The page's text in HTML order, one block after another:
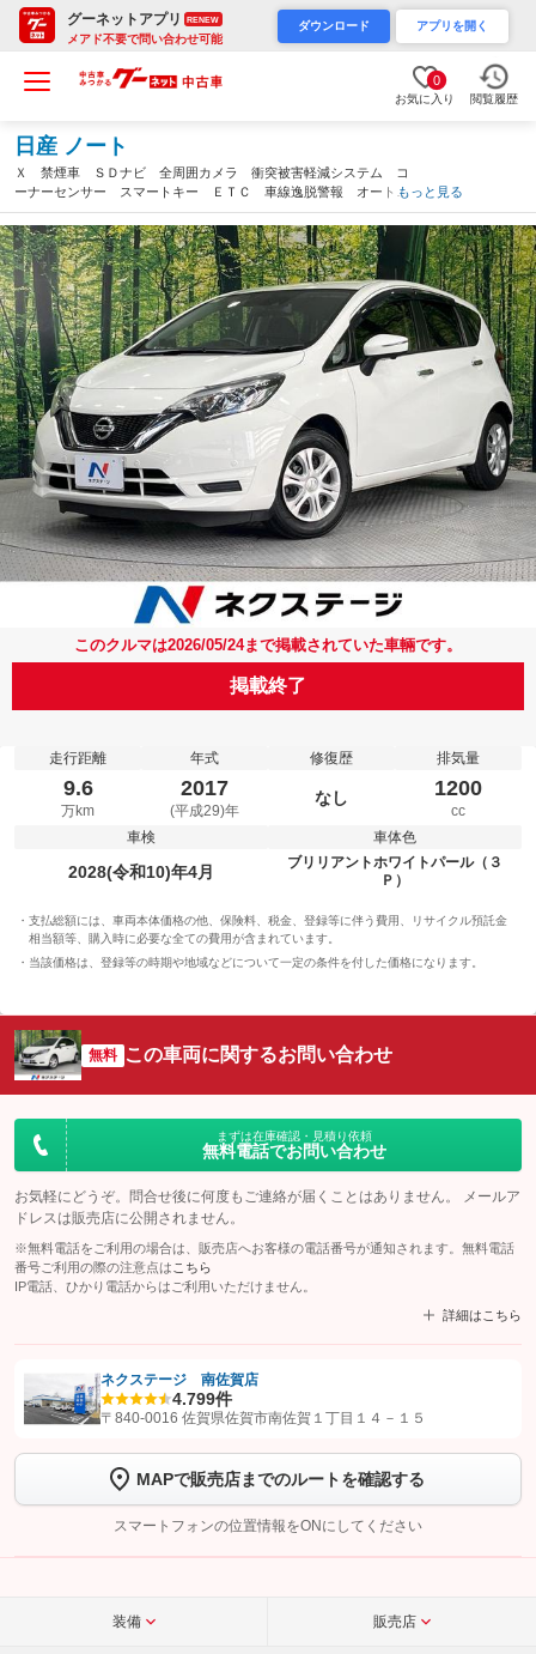
グーネットアプリ RENEW
メアド不要で問い合わせ可能
ダウンロード アプリを開く
0
お気に入り 閲覧履歴
日産 ノート
Ｘ 禁煙車 ＳＤナビ 全周囲カメラ 衝突被害軽減システム コ
ーナーセンサー スマートキー ＥＴＣ 車線逸脱警報 オートラ
イト ＣＤ ＤＶＤ再生 プライバシーガラス 盗難防止ステム
（佐賀県）
もっと見る
このクルマは2026/05/24まで掲載されていた車輛です。
掲載終了
走行距離
9.6
万km
年式
2017
(平成29)年
修復歴
なし
排気量
1200
cc
車検
2028(令和10)年4月
車体色
ブリリアントホワイトパール（３
Ｐ）
支払総額には、車両本体価格の他、保険料、税金、登録等に伴う費用、リサイクル預託金
相当額等、購入時に必要な全ての費用が含まれています。
当該価格は、登録等の時期や地域などについて一定の条件を付した価格になります。
無料 この車両に関するお問い合わせ
まずは在庫確認・見積り依頼
無料電話でお問い合わせ
お気軽にどうぞ。問合せ後に何度もご連絡が届くことはありません。 メールア
ドレスは販売店に公開されません。
※無料電話をご利用の場合は、販売店へお客様の電話番号が通知されます。無料電話
番号ご利用の際の注意点は こちら
IP電話、ひかり電話からはご利用いただけません。
詳細はこちら
【STEP1】認証画面でグーネットを友だち追加してから「許可する」ボタンを押
トーク画面で
ボタンをタップして問い合わせを
完了してください。
こちら
ネクステージ 南佐賀店
4.799件
〒840-0016 佐賀県佐賀市南佐賀１丁目１４－１５
MAPで販売店までのルートを確認する
スマートフォンの位置情報をONにしてください
装備 販売店